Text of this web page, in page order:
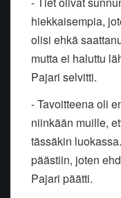
hiekkaisempia,
olisi ehkä
mutta ei haluttu
Pajari selvitti.
- Tavoitteena oli
niinkään muille,
tässäkin
päästiin, joten
Pajari päätti.